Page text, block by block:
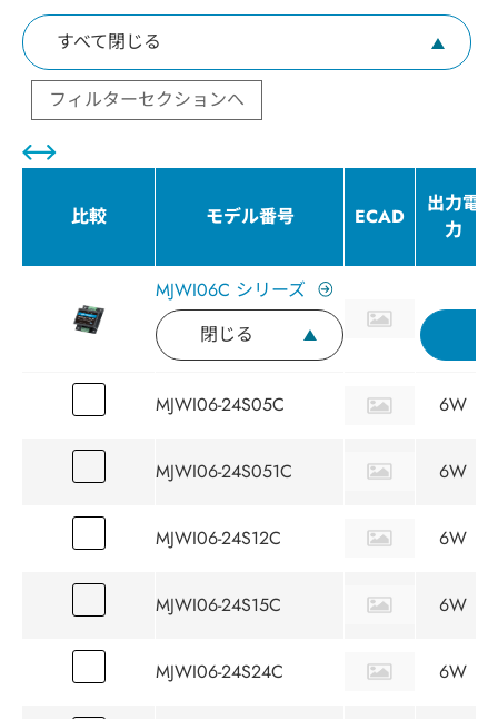
すべて閉じる
フィルターセクションへ
比較 モデル番号 ECAD
出力電
力
MJWI06C シリーズ
閉じる
MJWI06-24S05C 6W
MJWI06-24S051C 6W
MJWI06-24S12C 6W
MJWI06-24S15C 6W
MJWI06-24S24C 6W